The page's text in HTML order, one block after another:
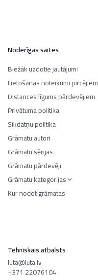
Noderīgas saites
Biežāk uzdotie jautājumi
Lietošanas noteikumi pircējiem
Distances līgums pārdevējiem
Privātuma politika
Sīkdatņu politika
Grāmatu autori
Grāmatu sērijas
Grāmatu pārdevēji
Grāmatu kategorijas
Kur nodot grāmatas
Tehniskais atbalsts
luta@luta.lv
+371 22076104